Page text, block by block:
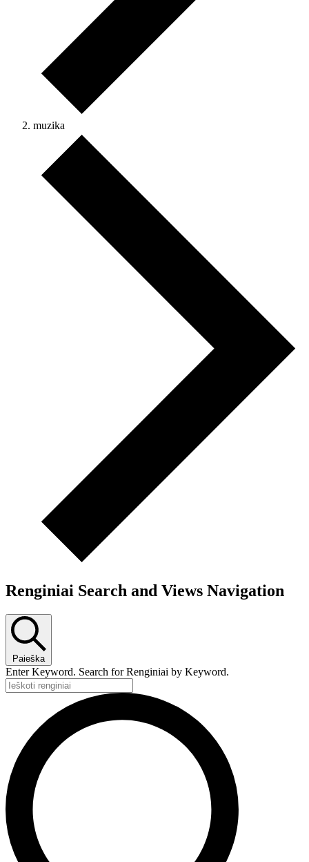
muzika
Renginiai Search and Views Navigation
Paieška
Enter Keyword. Search for Renginiai by Keyword.